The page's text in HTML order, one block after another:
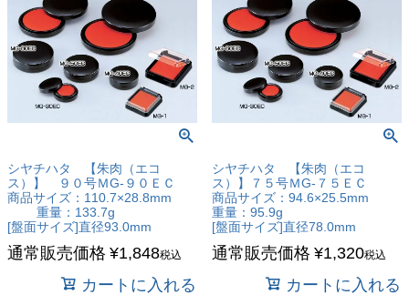
シヤチハタ 【朱肉（エコ
ス）】 ９０号ＭG-９０ＥＣ
商品サイズ：110.7×28.8mm
重量：133.7g
[盤面サイズ]直径93.0mm
通常販売価格 ¥1,848税込
カートに入れる
シヤチハタ 【朱肉（エコ
ス）】７５号ＭG-７５ＥＣ
商品サイズ：94.6×25.5mm
重量：95.9g
[盤面サイズ]直径78.0mm
通常販売価格 ¥1,320税込
カートに入れる
キーワード
価格
商品タグ
セール
限定
再入荷
翌日発送
在庫なし商品